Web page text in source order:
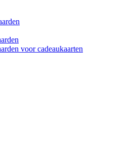
voor cadeaukaarten